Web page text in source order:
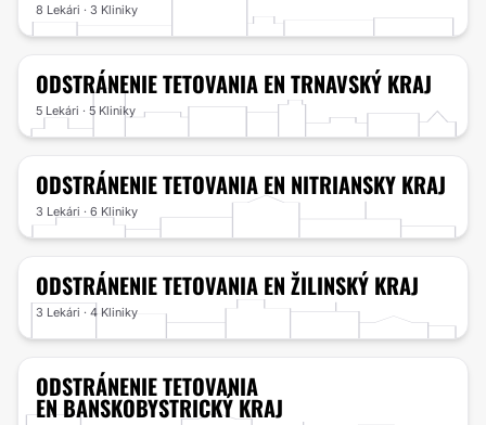
8 Lekári · 3 Kliniky
ODSTRÁNENIE TETOVANIA EN TRNAVSKÝ KRAJ
5 Lekári · 5 Kliniky
ODSTRÁNENIE TETOVANIA EN NITRIANSKY KRAJ
3 Lekári · 6 Kliniky
ODSTRÁNENIE TETOVANIA EN ŽILINSKÝ KRAJ
3 Lekári · 4 Kliniky
ODSTRÁNENIE TETOVANIA
EN BANSKOBYSTRICKÝ KRAJ